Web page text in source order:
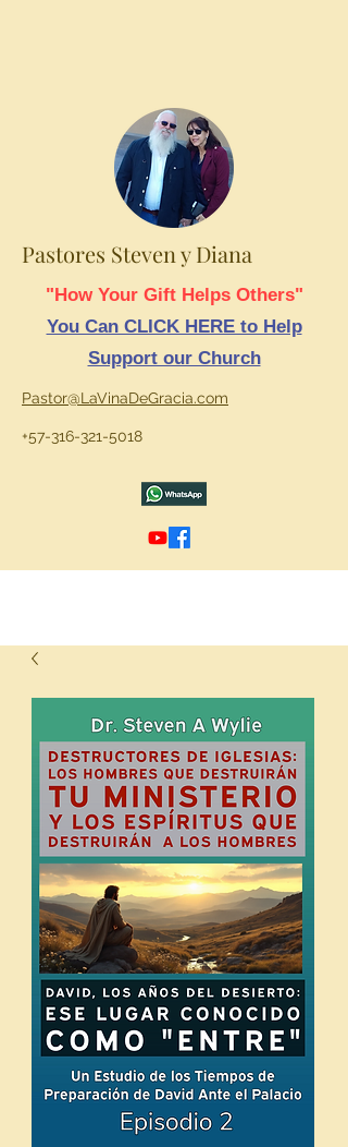
Pastores Steven y Diana
"How Your Gift Helps Others"
You Can CLICK HERE to Help
Support our Church
Pastor@LaVinaDeGracia.com
+57-316-321-5018